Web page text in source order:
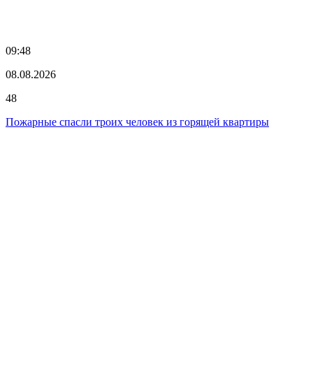
09:48
08.08.2026
48
Пожарные спасли троих человек из горящей квартиры